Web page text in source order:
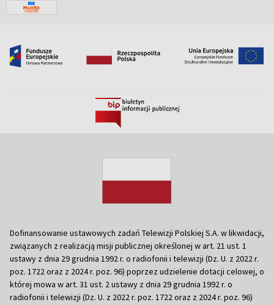
Dofinansowanie ustawowych zadań Telewizji Polskiej S.A. w likwidacji,
związanych z realizacją misji publicznej określonej w art. 21 ust. 1
ustawy z dnia 29 grudnia 1992 r. o radiofonii i telewizji (Dz. U. z 2022 r.
poz. 1722 oraz z 2024 r. poz. 96) poprzez udzielenie dotacji celowej, o
której mowa w art. 31 ust. 2 ustawy z dnia 29 grudnia 1992 r. o
radiofonii i telewizji (Dz. U. z 2022 r. poz. 1722 oraz z 2024 r. poz. 96)